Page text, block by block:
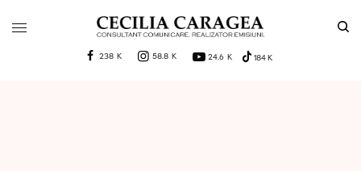
238 K 58.8 K 24.6 K 184 K